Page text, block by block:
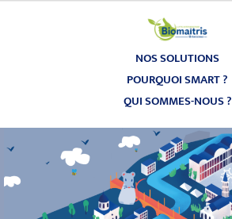
NOS SOLUTIONS
POURQUOI SMART ?
QUI SOMMES-NOUS ?